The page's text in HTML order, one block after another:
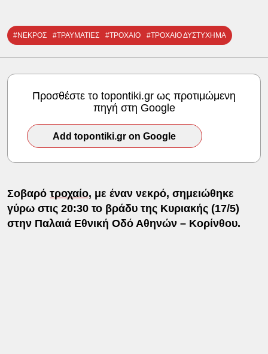
#ΝΕΚΡΟΣ #ΤΡΑΥΜΑΤΙΕΣ #ΤΡΟΧΑΙΟ #ΤΡΟΧΑΙΟ ΔΥΣΤΥΧΗΜΑ
Προσθέστε το topontiki.gr ως προτιμώμενη
πηγή στη Google
Add topontiki.gr on Google
Σοβαρό τροχαίο, με έναν νεκρό, σημειώθηκε
γύρω στις 20:30 το βράδυ της Κυριακής (17/5)
στην Παλαιά Εθνική Οδό Αθηνών – Κορίνθου.